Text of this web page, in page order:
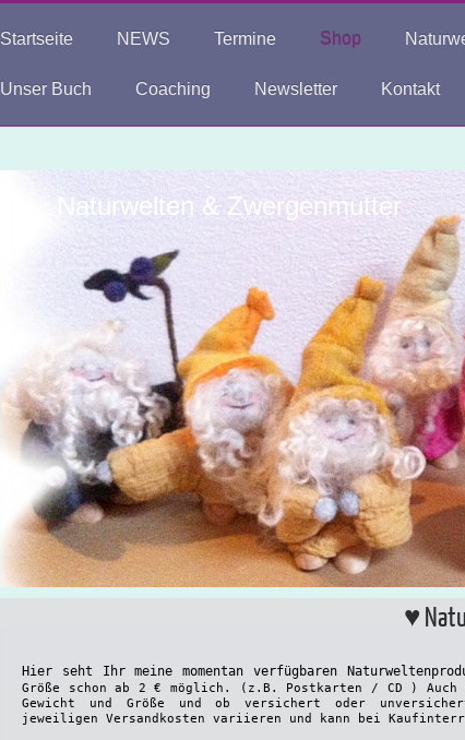
Startseite NEWS Termine Shop
Unser Buch Coaching Newsletter Kontakt
Naturwelten & Zwergenmutter
♥
Hier seht Ihr meine momentan verfügbaren
Größe schon ab 2 € möglich. (z.B. Postkarten / CD )
Gewicht und Größe und ob versichert oder
jeweiligen Versandkosten variieren und kann bei